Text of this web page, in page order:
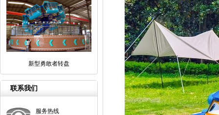
新型勇敢者转盘
联系我们
服务热线